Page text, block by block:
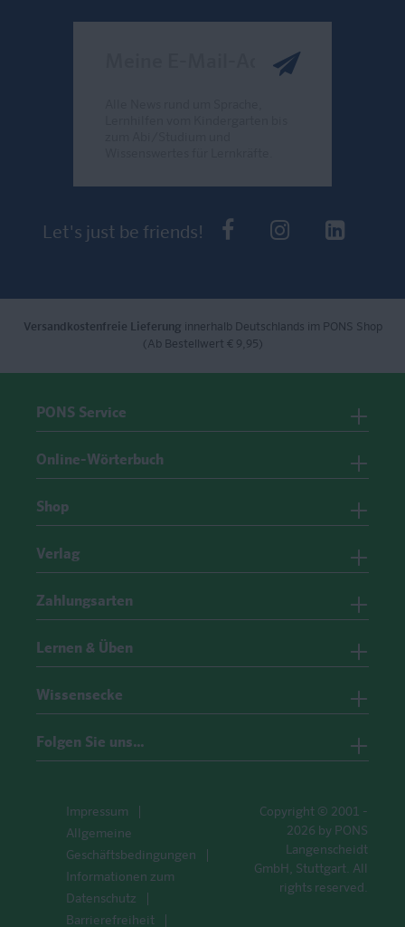
Let's just be friends! PONS beiPONS bei
Versandkostenfreie Lieferung innerhalb Deutschlands im PONS Shop
(Ab Bestellwert € 9,95)
PONS Service
Online-Wörterbuch
Shop
Verlag
Zahlungsarten
Lernen & Üben
Wissensecke
Folgen Sie uns…
Impressum
Allgemeine
Geschäftsbedingungen
Informationen zum
Datenschutz
Barrierefreiheit
Copyright © 2001 -
2026 by PONS
Langenscheidt
GmbH, Stuttgart. All
rights reserved.